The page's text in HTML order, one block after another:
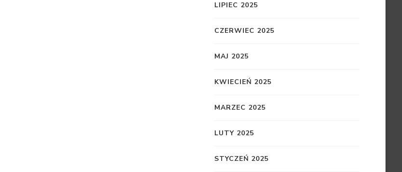
LIPIEC 2025
CZERWIEC 2025
MAJ 2025
KWIECIEŃ 2025
MARZEC 2025
LUTY 2025
STYCZEŃ 2025